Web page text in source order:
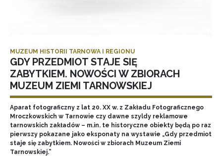
MUZEUM HISTORII TARNOWA I REGIONU
GDY PRZEDMIOT STAJE SIĘ
ZABYTKIEM. NOWOŚCI W ZBIORACH
MUZEUM ZIEMI TARNOWSKIEJ
Aparat fotograficzny z lat 20. XX w. z Zakładu Fotograficznego
Mroczkowskich w Tarnowie czy dawne szyldy reklamowe
tarnowskich zakładów – m.in. te historyczne obiekty będą po raz
pierwszy pokazane jako eksponaty na wystawie „Gdy przedmiot
staje się zabytkiem. Nowości w zbiorach Muzeum Ziemi
Tarnowskiej.”